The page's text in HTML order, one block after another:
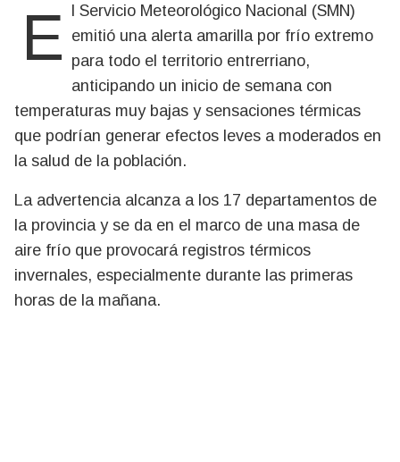
El Servicio Meteorológico Nacional (SMN) emitió una alerta amarilla por frío extremo
para todo el territorio entrerriano,
anticipando un inicio de semana con
temperaturas muy bajas y sensaciones térmicas
que podrían generar efectos leves a moderados en
la salud de la población.
La advertencia alcanza a los 17 departamentos de
la provincia y se da en el marco de una masa de
aire frío que provocará registros térmicos
invernales, especialmente durante las primeras
horas de la mañana.